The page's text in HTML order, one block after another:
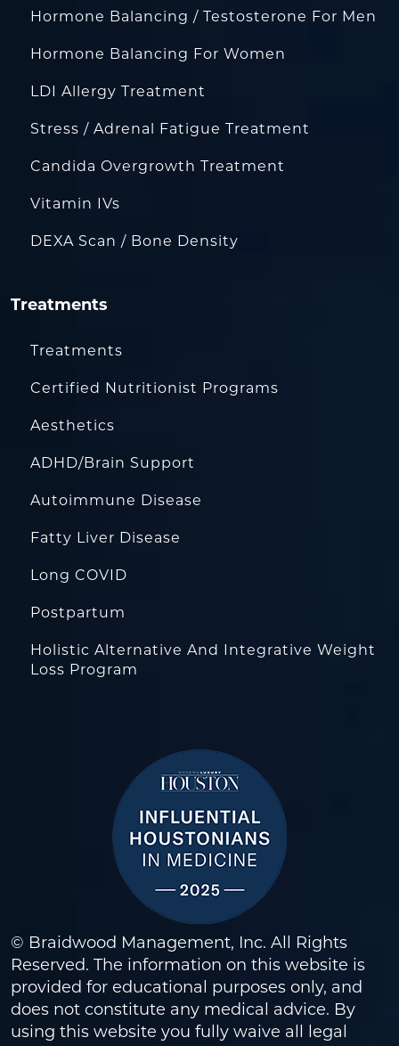
Hormone Balancing / Testosterone For Men
Hormone Balancing For Women
LDI Allergy Treatment
Stress / Adrenal Fatigue Treatment
Candida Overgrowth Treatment
Vitamin IVs
DEXA Scan / Bone Density
Treatments
Treatments
Certified Nutritionist Programs
Aesthetics
ADHD/Brain Support
Autoimmune Disease
Fatty Liver Disease
Long COVID
Postpartum
Holistic Alternative And Integrative Weight
Loss Program
© Braidwood Management, Inc. All Rights
Reserved. The information on this website is
provided for educational purposes only, and
does not constitute any medical advice. By
using this website you fully waive all legal